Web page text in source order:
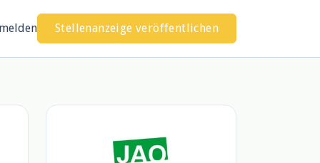
Stellenanzeige veröffentlichen